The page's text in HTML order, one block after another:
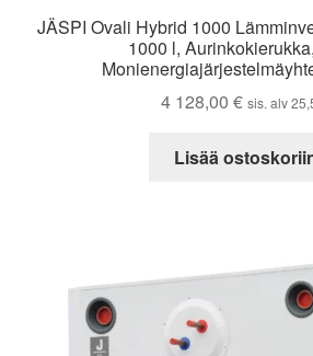
JÄSPI Ovali Hybrid 1000
1000 l,
4 128,00 € sis. alv
Lisää